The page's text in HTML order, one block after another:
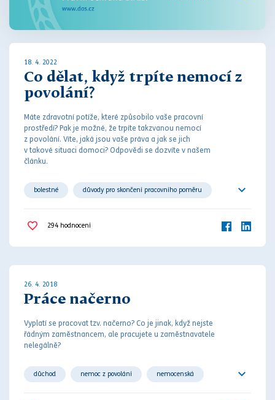
18. 4. 2022
Co dělat, když trpíte nemocí z
povolání?
Máte zdravotní potíže, které způsobilo vaše pracovní
prostředí? Pak je možné, že trpíte takzvanou nemocí
z povolání. Víte, jaká jsou vaše práva a jak se jich
v takové situaci domoci? Odpovědi se dozvíte v našem
článku.
bolestné důvody pro skončení pracovního poměru
náhrada škody nemajetková újma
nemoc z povolání
294 hodnocení
26. 4. 2018
Práce načerno
Vyplatí se pracovat tzv. načerno? Co je jinak, když nejste
řádným zaměstnancem, ale pracujete u zaměstnavatele
nelegálně?
důchod nemoc z povolání nemocenská
odstupné pokuta práce načerno